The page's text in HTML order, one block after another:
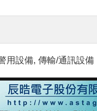
用設備, 傳輸/通訊設備